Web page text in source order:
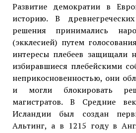
Развитие демократии в
историю. В
решения принимались
(экклесией) путем
интересы плебеев защищали
избиравшиеся плебейскими
неприкосновенностью, они
и могли блокировать
магистратов. В Средние
Исландии был создан
Альтинг, а в 1215 году в